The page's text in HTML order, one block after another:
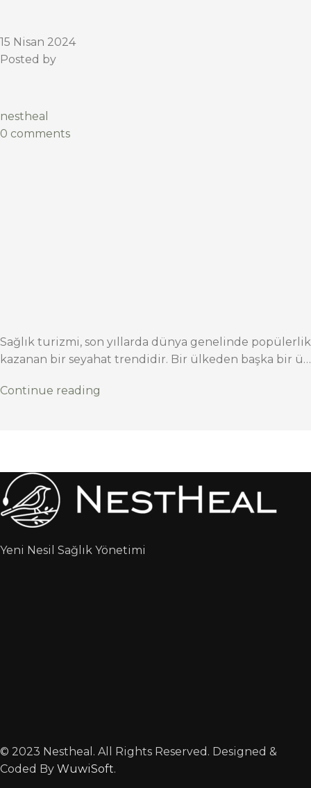
15 Nisan 2024
Posted by
nestheal
0 comments
Sağlık turizmi, son yıllarda dünya genelinde popülerlik
kazanan bir seyahat trendidir. Bir ülkeden başka bir ü…
Continue reading
Yeni Nesil Sağlık Yönetimi
© 2023 Nestheal. All Rights Reserved. Designed &
Coded By WuwiSoft.